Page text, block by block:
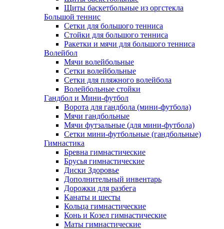
Щиты баскетбольные из оргстекла
Большой теннис
Сетки для большого тенниса
Стойки для большого тенниса
Ракетки и мячи для большого тенниса
Волейбол
Мячи волейбольные
Сетки волейбольные
Сетки для пляжного волейбола
Волейбольные стойки
Гандбол и Мини-футбол
Ворота для гандбола (мини-футбола)
Мячи гандбольные
Мячи футзальные (для мини-футбола)
Сетки мини-футбольные (гандбольные)
Гимнастика
Бревна гимнастические
Брусья гимнастические
Диски Здоровье
Дополнительный инвентарь
Дорожки для разбега
Канаты и шесты
Кольца гимнастические
Конь и Козел гимнастические
Маты гимнастические